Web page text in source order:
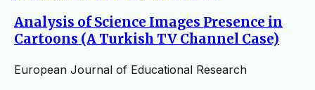
Analysis of Science Images Presence in
Cartoons (A Turkish TV Channel Case)
European Journal of Educational Research